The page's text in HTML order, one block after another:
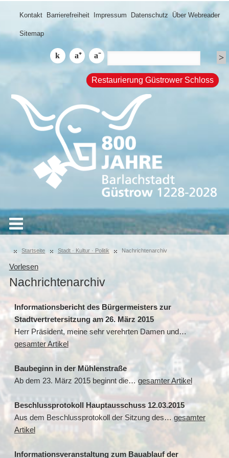
Kontakt Barrierefreiheit Impressum Datenschutz Über Webreader
Sitemap
Restaurierung Güstrower Schloss
Startseite Stadt · Kultur · Politik Nachrichtenarchiv
Vorlesen
Nachrichtenarchiv
Informationsbericht des Bürgermeisters zur
Stadtvertretersitzung am 26. März 2015
Herr Präsident, meine sehr verehrten Damen und…
gesamter Artikel
Baubeginn in der Mühlenstraße
Ab dem 23. März 2015 beginnt die… gesamter Artikel
Beschlussprotokoll Hauptausschuss 12.03.2015
Aus dem Beschlussprotokoll der Sitzung des… gesamter
Artikel
Informationsveranstaltung zum Bauablauf der